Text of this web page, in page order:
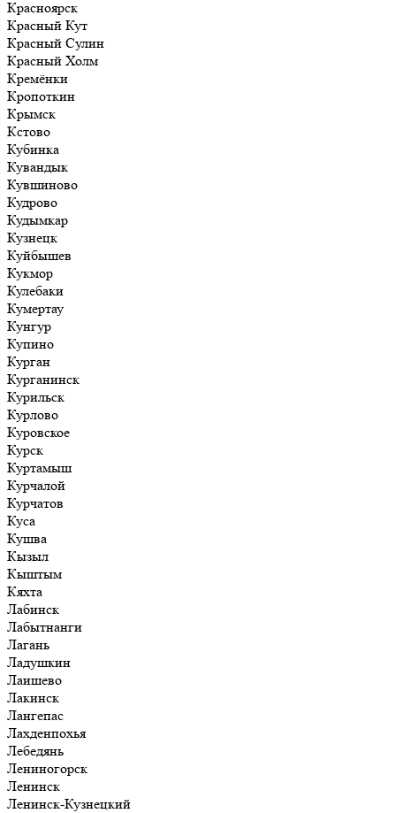
Красноярск
Красный Кут
Красный Сулин
Красный Холм
Кремёнки
Кропоткин
Крымск
Кстово
Кубинка
Кувандык
Кувшиново
Кудрово
Кудымкар
Кузнецк
Куйбышев
Кукмор
Кулебаки
Кумертау
Кунгур
Купино
Курган
Курганинск
Курильск
Курлово
Куровское
Курск
Куртамыш
Курчалой
Курчатов
Куса
Кушва
Кызыл
Кыштым
Кяхта
Лабинск
Лабытнанги
Лагань
Ладушкин
Лаишево
Лакинск
Лангепас
Лахденпохья
Лебедянь
Лениногорск
Ленинск
Ленинск-Кузнецкий